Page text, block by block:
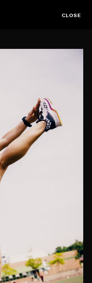
CLOSE